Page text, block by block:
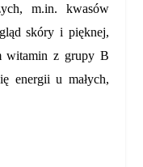
m.in. kwasów
skóry i pięknej,
witamin z grupy B
energii u małych,